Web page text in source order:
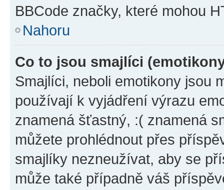
BBCode značky, které mohou
Nahoru
Co to jsou smajlíci
Smajlíci, neboli emotikony jsou
používají k vyjádření výrazu
znamená šťastný, :( znamená
můžete prohlédnout přes
smajlíky nezneužívat, aby se
může také případně váš